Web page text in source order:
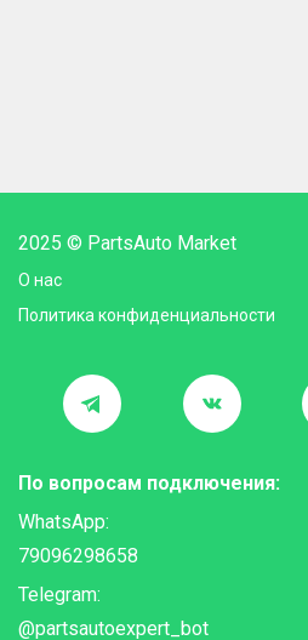
2025 © PartsAuto Market
О нас
Политика конфиденциальности
По вопросам подключения:
WhatsApp:
79096298658
Telegram:
@partsautoexpert_bot